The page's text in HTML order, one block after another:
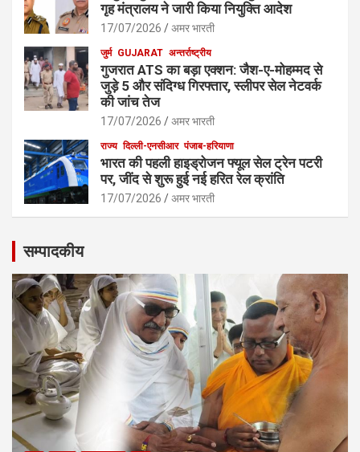
गृह मंत्रालय ने जारी किया नियुक्ति आदेश
17/07/2026 अमर भारती
जुर्म GUJARAT अन्तर्राष्ट्रीय
गुजरात ATS का बड़ा एक्शन: जैश-ए-मोहम्मद से
जुड़े 5 और संदिग्ध गिरफ्तार, स्लीपर सेल नेटवर्क
की जांच तेज
17/07/2026 अमर भारती
राज्य दिल्ली-एनसीआर पंजाब-हरियाणा
भारत की पहली हाइड्रोजन फ्यूल सेल ट्रेन पटरी
पर, जींद से शुरू हुई नई हरित रेल क्रांति
17/07/2026 अमर भारती
सम्पादकीय